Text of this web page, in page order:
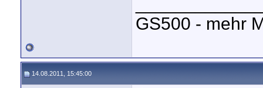
GS500 - mehr
14.08.2011, 15:45:00